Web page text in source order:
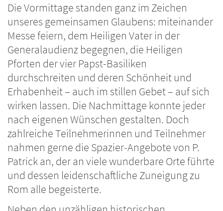
Die Vormittage standen ganz im Zeichen
unseres gemeinsamen Glaubens: miteinander
Messe feiern, dem Heiligen Vater in der
Generalaudienz begegnen, die Heiligen
Pforten der vier Papst-Basiliken
durchschreiten und deren Schönheit und
Erhabenheit – auch im stillen Gebet – auf sich
wirken lassen. Die Nachmittage konnte jeder
nach eigenen Wünschen gestalten. Doch
zahlreiche Teilnehmerinnen und Teilnehmer
nahmen gerne die Spazier-Angebote von P.
Patrick an, der an viele wunderbare Orte führte
und dessen leidenschaftliche Zuneigung zu
Rom alle begeisterte.